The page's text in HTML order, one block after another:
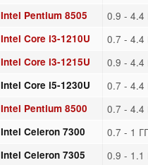
Intel Pentium 8505 0.9 - 4.4
Intel Core i3-1210U 0.7 - 4.4
Intel Core i3-1215U 0.9 - 4.4
Intel Core i5-1230U 0.7 - 4.4
Intel Pentium 8500 0.7 - 4.4
Intel Celeron 7300 0.7 - 1
Intel Celeron 7305 0.9 - 1.1